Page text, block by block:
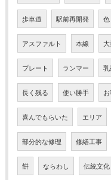
歩車道 駅前再開発
アスファルト 本線
プレート ランマー
長く残る 使い勝手
喜んでもらいた エリア
部分的な修理 修繕工事
餅 ならわし 伝統文化